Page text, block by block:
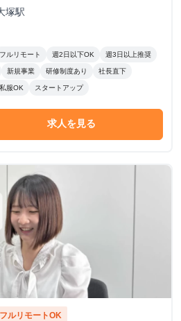
！
塚駅
フルリモート 週2日以下OK 週3日以上推奨
新規事業 研修制度あり 社長直下
私服OK スタートアップ
求人を見る
フルリモートOK